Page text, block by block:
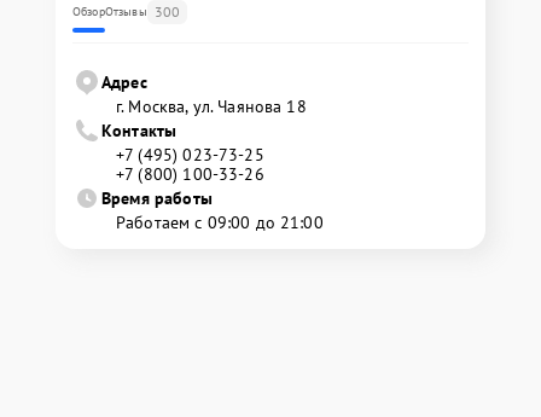
ОбзорОтзывы 300
Адрес
г. Москва, ул. Чаянова 18
Контакты
+7 (495) 023-73-25
+7 (800) 100-33-26
Время работы
Работаем с 09:00 до 21:00